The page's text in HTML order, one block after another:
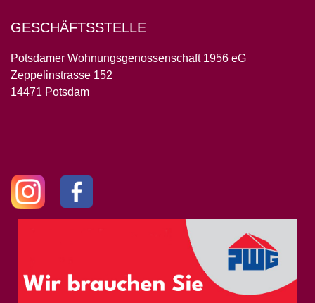
GESCHÄFTSSTELLE
Potsdamer Wohnungsgenossenschaft 1956 eG
Zeppelinstrasse 152
14471 Potsdam